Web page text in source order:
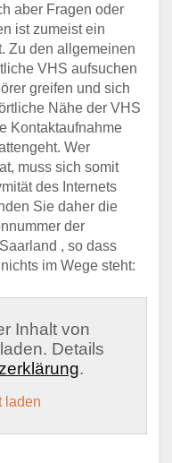
aber Fragen oder
ist zumeist ein
Zu den allgemeinen
VHS aufsuchen
greifen und sich
Nähe der VHS
Kontaktaufnahme
Wer
muss sich somit
des Internets
Sie daher die
der
, so dass
im Wege steht:
Inhalt von
Details
.
laden